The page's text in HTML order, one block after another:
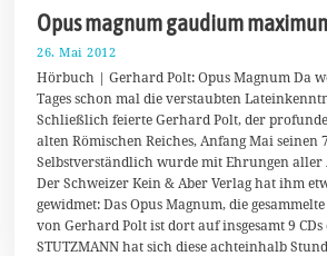
Opus magnum gaudium
26. Mai 2012
0
.
M
ä
r
2
0
1
4
Hörbuch | Gerhard Polt: Opus Magnum Da
Tages schon mal die verstaubten
Schließlich feierte Gerhard Polt, der
alten Römischen Reiches, Anfang Mai seinen
Selbstverständlich wurde mit Ehrungen aller
Der Schweizer Kein & Aber Verlag hat ihm
gewidmet: Das Opus Magnum, die
von Gerhard Polt ist dort auf insgesamt 9 CDs
STUTZMANN hat sich diese achteinhalb